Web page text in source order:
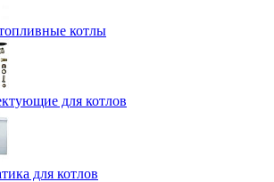
котлы
для котлов
для котлов